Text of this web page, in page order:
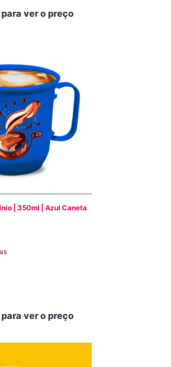
ver o preço
| 350ml | Azul Caneta
ver o preço